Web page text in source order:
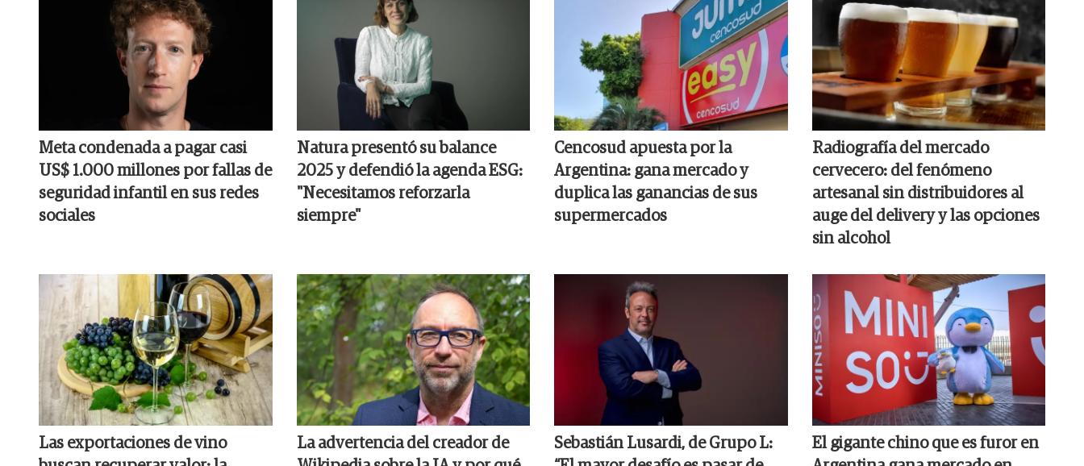
Meta condenada a pagar casi
US$ 1.000 millones por fallas de
seguridad infantil en sus redes
sociales
Natura presentó su balance
2025 y defendió la agenda ESG:
"Necesitamos reforzarla
siempre"
Cencosud apuesta por la
Argentina: gana mercado y
duplica las ganancias de sus
supermercados
Radiografía del mercado
cervecero: del fenómeno
artesanal sin distribuidores al
auge del delivery y las opciones
sin alcohol
Las exportaciones de vino
La advertencia del creador de
Sebastián Lusardi, de Grupo L:
El gigante chino que es furor en